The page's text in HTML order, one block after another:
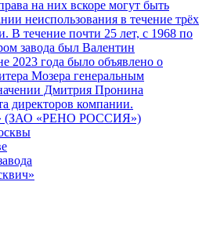
на них вскоре могут быть
неиспользования в течение трёх
В течение почти 25 лет, с 1968 по
завода был Валентин
2023 года было объявлено о
Мозера генеральным
Дмитрия Пронина
директоров компании.
(ЗАО «РЕНО РОССИЯ»)